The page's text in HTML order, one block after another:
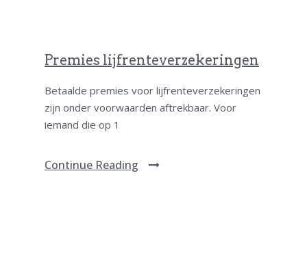
Premies lijfrenteverzekeringen
Betaalde premies voor lijfrenteverzekeringen
zijn onder voorwaarden aftrekbaar. Voor
iemand die op 1
Continue Reading